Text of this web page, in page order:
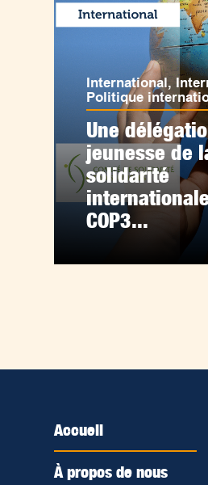
International,
Politique
Une
jeunesse de
solidarité
COP3...
Accueil
À propos de nous